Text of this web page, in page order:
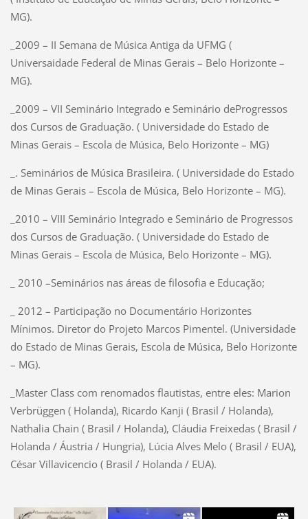
MG).
_2009 – II Semana de Música Antiga da UFMG (
Universaidade Federal de Minas Gerais – Belo Horizonte –
MG).
_2009 – VII Seminário Integrado e Seminário deProgressos
dos Cursos de Graduação. ( Universidade do Estado de
Minas Gerais – Escola de Música, Belo Horizonte – MG)
_. Seminários de Música Brasileira. ( Universidade do Estado
de Minas Gerais – Escola de Música, Belo Horizonte – MG).
_2010 – VIII Seminário Integrado e Seminário de Progressos
dos Cursos de Graduação. ( Universidade do Estado de
Minas Gerais – Escola de Música, Belo Horizonte – MG).
_ 2010 –Seminários nas áreas de filosofia e Educação;
_ 2012 – Participação no Documentário Horizontes
Mínimos. Diretor do Projeto Marcos Pimentel. (Universidade
do Estado de Minas Gerais, Escola de Música, Belo Horizonte
– MG).
_Master Class com renomados flautistas, entre eles: Marion
Verbrüggen ( Holanda), Ricardo Kanji ( Brasil / Holanda),
Nathalia Chain ( Brasil / Holanda), Cláudia Freixedas ( Brasil /
Holanda / Áustria / Hungria), Lúcia Alves Melo ( Brasil / EUA),
César Villavicencio ( Brasil / Holanda / EUA).